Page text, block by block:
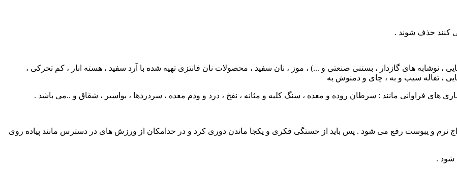
کنند حذف شوند .
نوشابه های گازدار ، بستنی صنعتی و ...) ، موز ، نان سفید ، محصولات نان فانتزی تهیه شده با آرد سفید ، هسته انار ، کم تحرکی ،
، تفاله سیب و به ، چای و دمنوش به
های فراوانی مانند : سرطان روده و معده ، سنگ کلیه و مثانه ، نفخ ، درد و ودم معده ، سردردها ، بواسیر ، شقاق و ..می باشد .
نرم و یبوست رفع می شود . پس باید از خستگی فکری و یکجا ماندن دوری کرد و در حدامکان از ورزش های در دسترس مانند پیاده روی